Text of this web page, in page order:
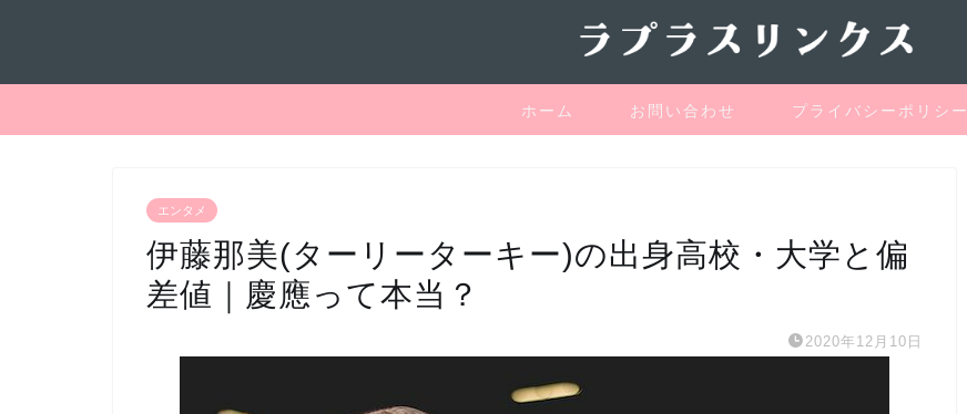
ホーム お問い合わせ プライバシーポリシー
エンタメ
伊藤那美(ターリーターキー)の出身高校・大学と偏
差値｜慶應って本当？
2020年12月10日